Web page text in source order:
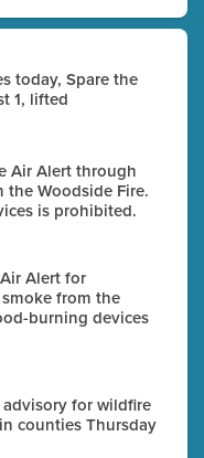
today, Spare the
1, lifted
Air Alert through
Woodside Fire.
is prohibited.
Alert for
from the
burning devices
for wildfire
counties Thursday